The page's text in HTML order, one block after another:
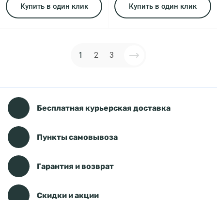
Купить в один клик Купить в один клик
1 2 3
Бесплатная курьерская доставка
Пункты самовывоза
Гарантия и возврат
Скидки и акции